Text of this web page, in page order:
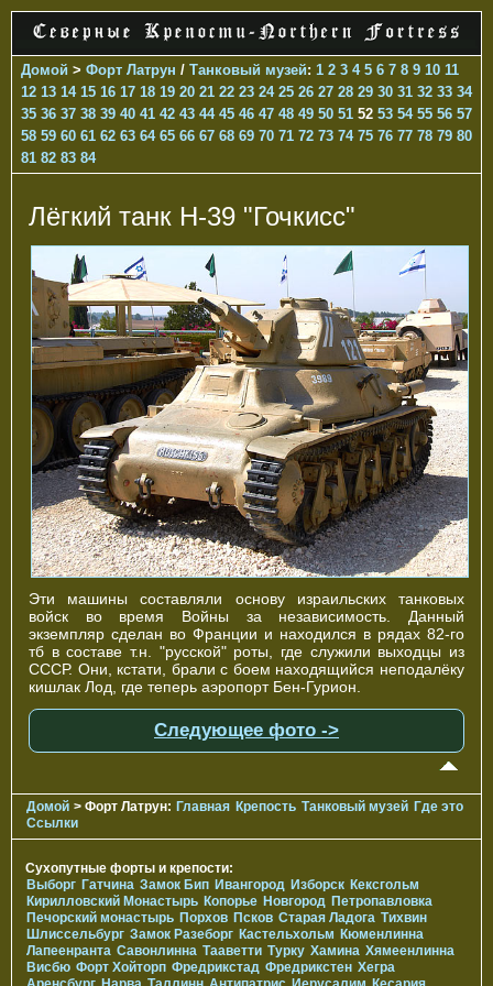
Домой > Форт Латрун / Танковый музей: 1 2 3 4 5 6 7 8 9 10 11
12 13 14 15 16 17 18 19 20 21 22 23 24 25 26 27 28 29 30 31 32 33 34
35 36 37 38 39 40 41 42 43 44 45 46 47 48 49 50 51 52 53 54 55 56 57
58 59 60 61 62 63 64 65 66 67 68 69 70 71 72 73 74 75 76 77 78 79 80
81 82 83 84
Лёгкий танк H-39 "Гочкисс"
Эти машины составляли основу израильских танковых
войск во время Войны за независимость. Данный
экземпляр сделан во Франции и находился в рядах 82-го
тб в составе т.н. "русской" роты, где служили выходцы из
СССР. Они, кстати, брали с боем находящийся неподалёку
кишлак Лод, где теперь аэропорт Бен-Гурион.
Следующее фото ->
Домой > Форт Латрун: Главная Крепость Танковый музей Где это
Ссылки
Сухопутные форты и крепости:
Выборг Гатчина Замок Бип Ивангород Изборск Кексгольм
Кирилловский Монастырь Копорье Новгород Петропавловка
Печорcкий монастырь Порхов Псков Старая Ладога Тихвин
Шлиссельбург Замок Разеборг Кастельхольм Кюменлинна
Лапеенранта Савонлинна Тааветти Турку Хамина Хямеенлинна
Висбю Форт Хойторп Фредрикстад Фредрикстен Хегра